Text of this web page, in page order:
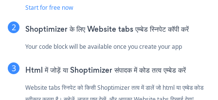
Start for free now
Shoptimizer के लिए Website tabs एम्बेड स्निपेट कॉपी करें
Your code block will be available once you create your app
Html में जोड़ें या Shoptimizer संपादक में कोड तत्व एम्बेड करें
Website tabs स्निपेट को किसी Shoptimizer तत्व में डालें जो html या एम्बेड कोड